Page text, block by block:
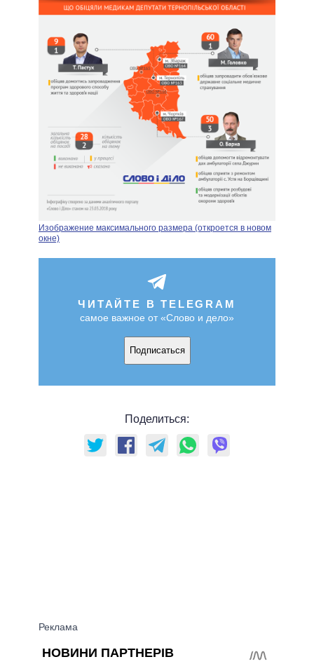
Изображение максимального размера (откроется в новом
окне)
ЧИТАЙТЕ В TELEGRAM
самое важное от «Слово и дело»
Подписаться
Поделиться: